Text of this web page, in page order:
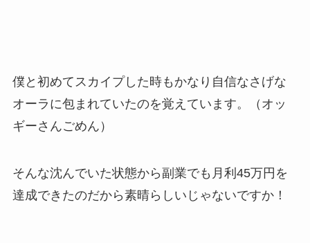
僕と初めてスカイプした時もかなり自信なさげな
オーラに包まれていたのを覚えています。（オッ
ギーさんごめん）
そんな沈んでいた状態から副業でも月利45万円を
達成できたのだから素晴らしいじゃないですか！